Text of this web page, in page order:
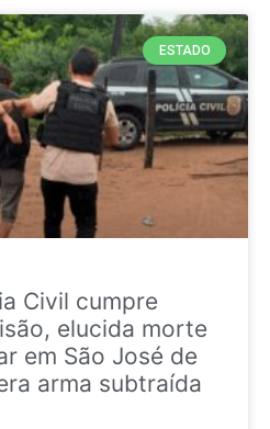
ESTADO
Civil cumpre
elucida morte
em São José de
arma subtraída